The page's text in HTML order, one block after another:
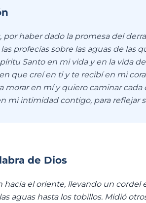
por haber dado la promesa del
las profecías sobre las aguas de
Santo en mi vida y en la vida
que creí en ti y te recibí en mi
morar en mí y quiero caminar
mi intimidad contigo, para reflejar
de Dios
hacia el oriente, llevando un
aguas hasta los tobillos. Midió